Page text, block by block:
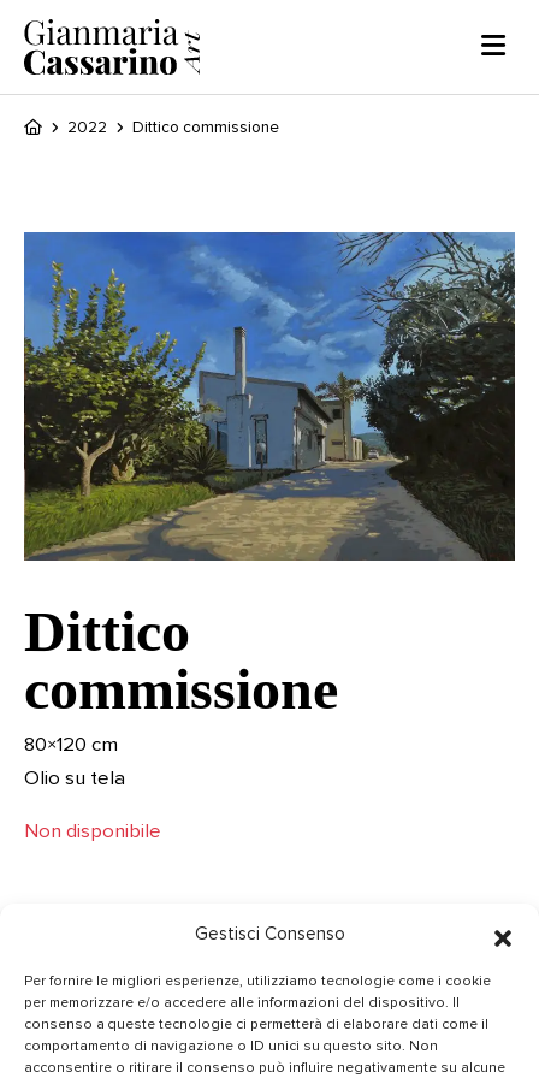
Gestisci Consenso
Per fornire le migliori esperienze, utilizziamo tecnologie come i cookie
per memorizzare e/o accedere alle informazioni del dispositivo. Il
consenso a queste tecnologie ci permetterà di elaborare dati come il
comportamento di navigazione o ID unici su questo sito. Non
acconsentire o ritirare il consenso può influire negativamente su alcune
2022 Dittico commissione
Dittico
commissione
80×120 cm
Olio su tela
Non disponibile
CONTATTI
INFO@GIANMARIACASSARINO.IT